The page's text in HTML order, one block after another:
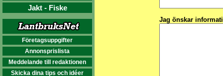
Jakt - Fiske
Företagsuppgifter
Annonsprislista
Meddelande till redaktionen
Skicka dina tips och idéer
Jag önskar